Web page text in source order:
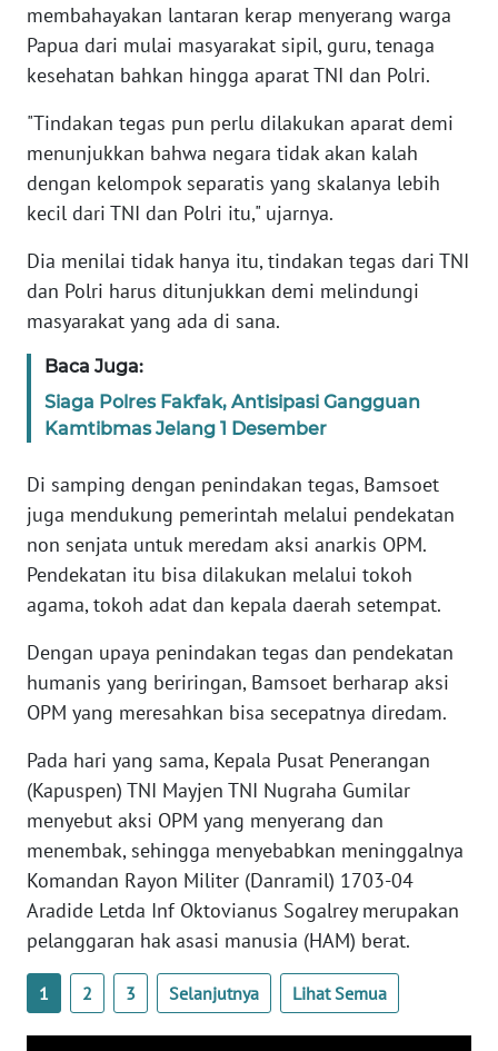
membahayakan lantaran kerap menyerang warga
Papua dari mulai masyarakat sipil, guru, tenaga
kesehatan bahkan hingga aparat TNI dan Polri.
"Tindakan tegas pun perlu dilakukan aparat demi
menunjukkan bahwa negara tidak akan kalah
dengan kelompok separatis yang skalanya lebih
kecil dari TNI dan Polri itu," ujarnya.
Dia menilai tidak hanya itu, tindakan tegas dari TNI
dan Polri harus ditunjukkan demi melindungi
masyarakat yang ada di sana.
Baca Juga:
Siaga Polres Fakfak, Antisipasi Gangguan
Kamtibmas Jelang 1 Desember
Di samping dengan penindakan tegas, Bamsoet
juga mendukung pemerintah melalui pendekatan
non senjata untuk meredam aksi anarkis OPM.
Pendekatan itu bisa dilakukan melalui tokoh
agama, tokoh adat dan kepala daerah setempat.
Dengan upaya penindakan tegas dan pendekatan
humanis yang beriringan, Bamsoet berharap aksi
OPM yang meresahkan bisa secepatnya diredam.
Pada hari yang sama, Kepala Pusat Penerangan
(Kapuspen) TNI Mayjen TNI Nugraha Gumilar
menyebut aksi OPM yang menyerang dan
menembak, sehingga menyebabkan meninggalnya
Komandan Rayon Militer (Danramil) 1703-04
Aradide Letda Inf Oktovianus Sogalrey merupakan
pelanggaran hak asasi manusia (HAM) berat.
1 2 3 Selanjutnya Lihat Semua
REDAKSI
DISCLAIMER
Wahana
Regional
WN
WN
JAKARTA
WN
JABAR
WN
WN
NTT
KEPRI
WN
WN
PAPUA
BARAT
WN